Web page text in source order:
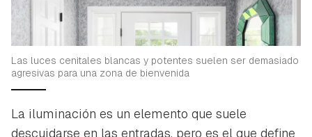
Las luces cenitales blancas y potentes suelen ser demasiado
agresivas para una zona de bienvenida
La iluminación es un elemento que suele
descuidarse en las entradas, pero es el que define